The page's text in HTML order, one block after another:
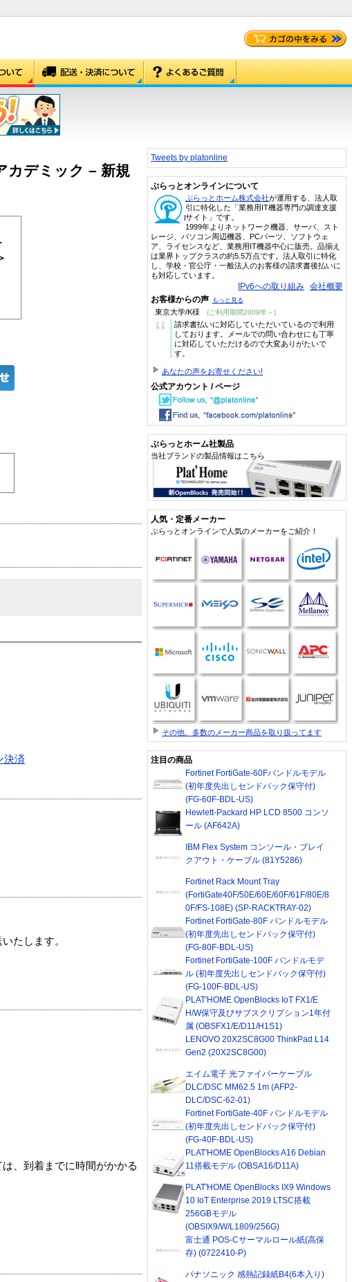
デミック – 新規
決済
たします。
、到着までに時間がかかる
Tweets by platonline
ぷらっとオンラインについて
ぷらっとホーム株式会社が運用する、法人取
引に特化した「業務用IT機器専門の調達支援
サイト」です。
1999年よりネットワーク機器、サーバ、スト
レージ、パソコン周辺機器、PCパーツ、ソフトウェ
ア、ライセンスなど、業務用IT機器中心に販売。品揃え
は業界トップクラスの約5.5万点です。法人取引に特化
し、学校・官公庁・一般法人のお客様の請求書後払いに
も対応しています。
IPv6への取り組み 会社概要
お客様からの声 もっと見る
東京大学/K様 (ご利用期間2009年～)
“
請求書払いに対応していただいているので利用
しております。メールでの問い合わせにも丁寧
に対応していただけるので大変ありがたいで
す。
あなたの声をお寄せください!
公式アカウント / ページ
ぷらっとホーム社製品
当社ブランドの製品情報はこちら
人気・定番メーカー
ぷらっとオンラインで人気のメーカーをご紹介！
その他、多数のメーカー商品を取り扱ってます
注目の商品
Fortinet FortiGate-60Fバンドルモデル
(初年度先出しセンドバック保守付)
(FG-60F-BDL-US)
Hewlett-Packard HP LCD 8500 コンソ
ール (AF642A)
IBM Flex System コンソール・ブレイ
クアウト・ケーブル (81Y5286)
Fortinet Rack Mount Tray
(FortiGate40F/50E/60E/60F/61F/80E/8
0F/FS-108E) (SP-RACKTRAY-02)
Fortinet FortiGate-80F バンドルモデル
(初年度先出しセンドバック保守付)
(FG-80F-BDL-US)
Fortinet FortiGate-100F バンドルモデ
ル (初年度先出しセンドバック保守付)
(FG-100F-BDL-US)
PLAT'HOME OpenBlocks IoT FX1/E
H/W保守及びサブスクリプション1年付
属 (OBSFX1/E/D11/H1S1)
LENOVO 20X2SC8G00 ThinkPad L14
Gen2 (20X2SC8G00)
エイム電子 光ファイバーケーブル
DLC/DSC MM62.5 1m (AFP2-
DLC/DSC-62-01)
Fortinet FortiGate-40F バンドルモデル
(初年度先出しセンドバック保守付)
(FG-40F-BDL-US)
PLAT'HOME OpenBlocks A16 Debian
11搭載モデル (OBSA16/D11A)
PLAT'HOME OpenBlocks IX9 Windows
10 IoT Enterprise 2019 LTSC搭載
256GBモデル
(OBSIX9/W/L1809/256G)
富士通 POS-Cサーマルロール紙(高保
存) (0722410-P)
パナソニック 感熱記録紙B4(6本入り)